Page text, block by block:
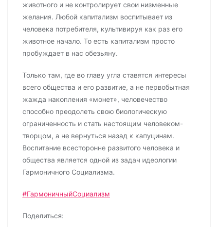
животного и не контролирует свои низменные
желания. Любой капитализм воспитывает из
человека потребителя, культивируя как раз его
животное начало. То есть капитализм просто
пробуждает в нас обезьяну.
Только там, где во главу угла ставятся интересы
всего общества и его развитие, а не первобытная
жажда накопления «монет», человечество
способно преодолеть свою биологическую
ограниченность и стать настоящим человеком-
творцом, а не вернуться назад к капуцинам.
Воспитание всесторонне развитого человека и
общества является одной из задач идеологии
Гармоничного Социализма.
#ГармоничныйСоциализм
Поделиться: